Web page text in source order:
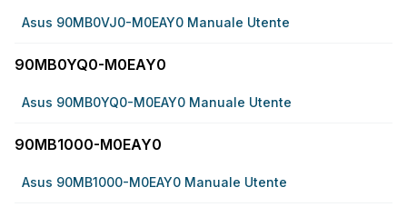
Asus 90MB0VJ0-M0EAY0 Manuale Utente
90MB0YQ0-M0EAY0
Asus 90MB0YQ0-M0EAY0 Manuale Utente
90MB1000-M0EAY0
Asus 90MB1000-M0EAY0 Manuale Utente